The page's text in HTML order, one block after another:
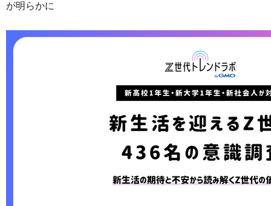
が明らかに